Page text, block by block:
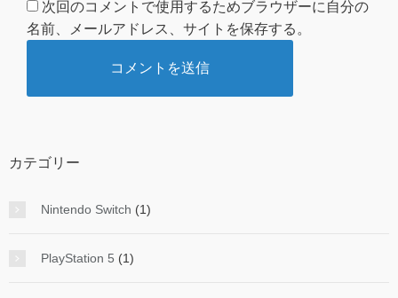
次回のコメントで使用するためブラウザーに自分の
名前、メールアドレス、サイトを保存する。
カテゴリー
Nintendo Switch (1)
PlayStation 5 (1)